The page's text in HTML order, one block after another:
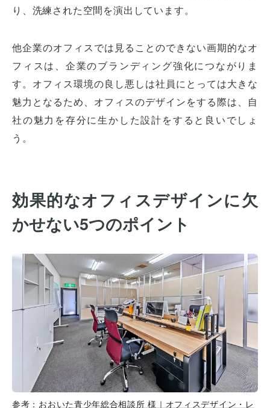
り、洗練された空間を演出しています。
他企業のオフィスでは見ることのできない画期的なオ
フィスは、企業のブランディング強化につながりま
す。オフィス環境の良し悪しは社員にとっては大きな
魅力となるため、オフィスのデザインをする際は、自
社の魅力を存分に生かした設計をすると良いでしょ
う。
効果的なオフィスデザインに欠
かせない5つのポイント
参考： おおいた青少年総合相談所 様｜オフィスデザイン・レ